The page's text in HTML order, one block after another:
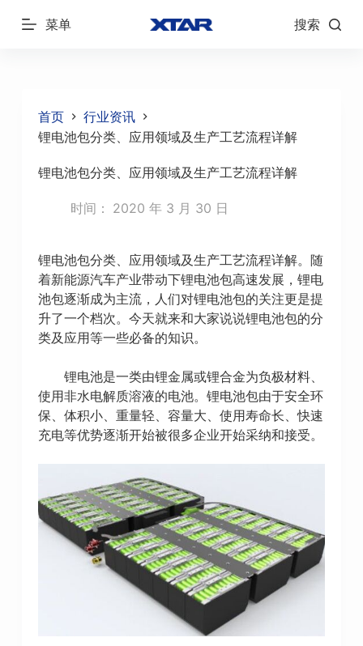
跳
菜单 搜索
首页
行业资讯
锂电池包分类、应用领域及生产工艺流程详解
锂电池包分类、应用领域及生产工艺流程详解
时间： 2020 年 3 月 30 日
锂电池包分类、应用领域及生产工艺流程详解。随
着新能源汽车产业带动下锂电池包高速发展，锂电
池包逐渐成为主流，人们对锂电池包的关注更是提
升了一个档次。今天就来和大家说说锂电池包的分
类及应用等一些必备的知识。
锂电池是一类由锂金属或锂合金为负极材料、
使用非水电解质溶液的电池。锂电池包由于安全环
保、体积小、重量轻、容量大、使用寿命长、快速
充电等优势逐渐开始被很多企业开始采纳和接受。